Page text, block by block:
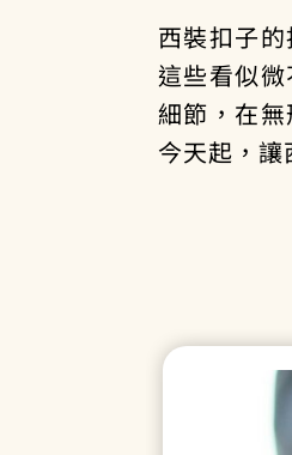
西裝扣子
這些看似
細節，在
今天起，讓